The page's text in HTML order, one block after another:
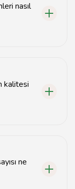
nasıl
kalitesi
ne